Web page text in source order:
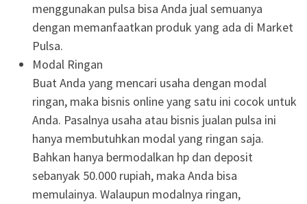
menggunakan pulsa bisa Anda jual semuanya
dengan memanfaatkan produk yang ada di Market
Pulsa.
Modal Ringan
Buat Anda yang mencari usaha dengan modal
ringan, maka bisnis online yang satu ini cocok untuk
Anda. Pasalnya usaha atau bisnis jualan pulsa ini
hanya membutuhkan modal yang ringan saja.
Bahkan hanya bermodalkan hp dan deposit
sebanyak 50.000 rupiah, maka Anda bisa
memulainya. Walaupun modalnya ringan,